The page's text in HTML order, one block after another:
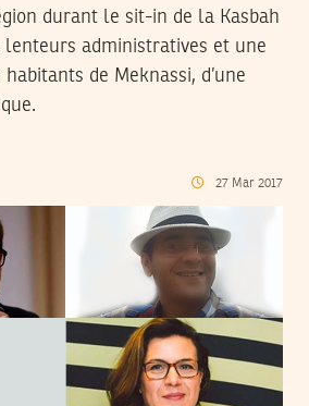
durant le sit-in de la Kasbah
administratives et une
de Meknassi, d’une
27 Mar 2017